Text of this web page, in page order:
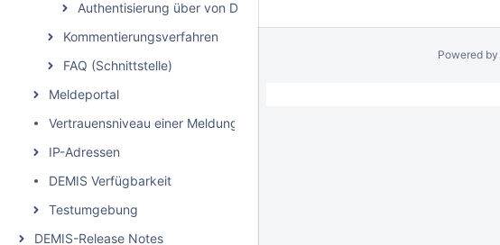
Authentisierung über von DEMIS herausgegebene Zertifikate und mTLS
Kommentierungsverfahren
FAQ (Schnittstelle)
Meldeportal
Vertrauensniveau einer Meldung
IP-Adressen
DEMIS Verfügbarkeit
Testumgebung
DEMIS-Release Notes
Powered by